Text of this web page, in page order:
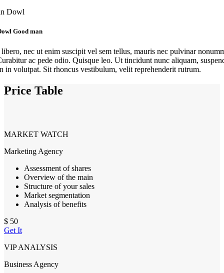
Good man
libero, nec ut enim suscipit vel sem tellus, mauris nec pulvinar
ac pede odio. Quisque leo. Ut tincidunt nunc aliquam,
in volutpat. Sit rhoncus vestibulum, velit reprehenderit rutrum.
Price Table
MARKET WATCH
Marketing Agency
Assessment of shares
Overview of the main
Structure of your sales
Market segmentation
Analysis of benefits
$ 50
Get It
VIP ANALYSIS
Business Agency